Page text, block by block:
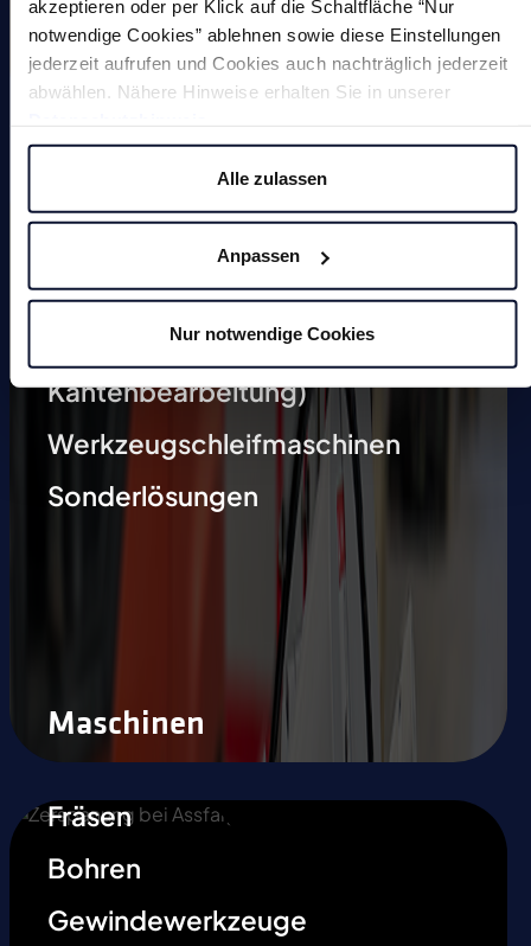
akzeptieren oder per Klick auf die Schaltfläche “Nur
notwendige Cookies” ablehnen sowie diese Einstellungen
jederzeit aufrufen und Cookies auch nachträglich jederzeit
abwählen. Nähere Hinweise erhalten Sie in unserer
Alle zulassen
Anpassen
Nur notwendige Cookies
Magnete
Entgratmaschinen (undefinierte
Kantenbearbeitung)
Durchlaufentgratmaschine
Gleitschleifmaschinen
Anfasmaschinen (definierte
Kantenbearbeitung)
Werkzeugschleifmaschinen
Sonderlösungen
Maschinen
Fräsen
Bohren
Gewindewerkzeuge